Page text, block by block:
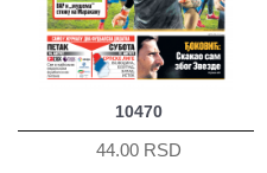
10470
44.00 RSD